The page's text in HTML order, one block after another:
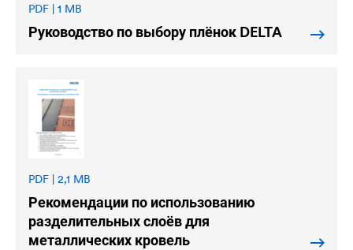
PDF | 1 MB
Руководство по выбору плёнок DELTA
PDF | 2,1 MB
Рекомендации по использованию
разделительных слоёв для
металлических кровель